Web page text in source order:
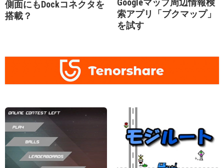
側面にもDockコネクタを
搭載？
Googleマップ周辺情報検
索アプリ「ブクマップ」
を試す